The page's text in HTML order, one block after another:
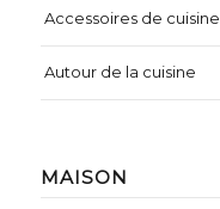
MAISON
Accessoires de cuisine
Autour de la cuisine